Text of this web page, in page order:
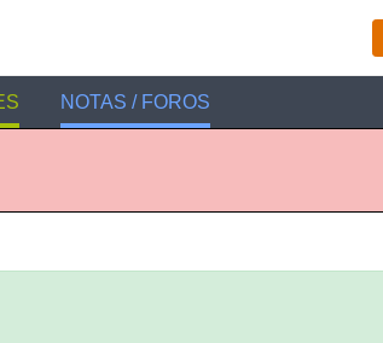
NOTAS / FOROS